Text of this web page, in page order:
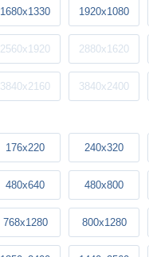
1680x1330 1920x1080
2560x1920 2880x1620
3840x2160 3840x2400
176x220 240x320
480x640 480x800
768x1280 800x1280